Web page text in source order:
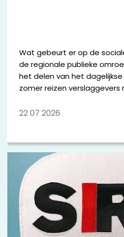
Wat gebeurt er op de
de regionale publieke
het delen van het
zomer reizen
beoordeeld alsof het
wat de omroepen online
22 07 2026